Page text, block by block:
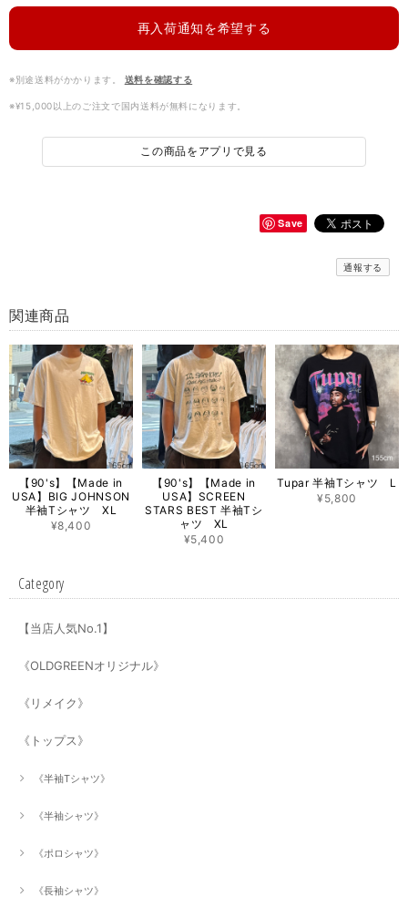
再入荷通知を希望する
※別途送料がかかります。 送料を確認する
※¥15,000以上のご注文で国内送料が無料になります。
この商品をアプリで見る
Save
通報する
関連商品
【90's】【Made in
USA】BIG JOHNSON
半袖Tシャツ XL
¥8,400
【90's】【Made in
USA】SCREEN
STARS BEST 半袖Tシ
ャツ XL
¥5,400
Tupar 半袖Tシャツ L
¥5,800
Category
【当店人気No.1】
《OLDGREENオリジナル》
《リメイク》
《トップス》
《半袖Tシャツ》
《半袖シャツ》
《ポロシャツ》
《長袖シャツ》